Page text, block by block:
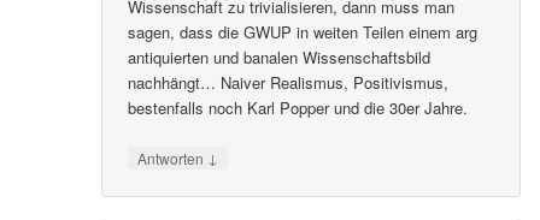
Wissenschaft zu trivialisieren, dann muss man
sagen, dass die GWUP in weiten Teilen einem arg
antiquierten und banalen Wissenschaftsbild
nachhängt… Naiver Realismus, Positivismus,
bestenfalls noch Karl Popper und die 30er Jahre.
Antworten ↓